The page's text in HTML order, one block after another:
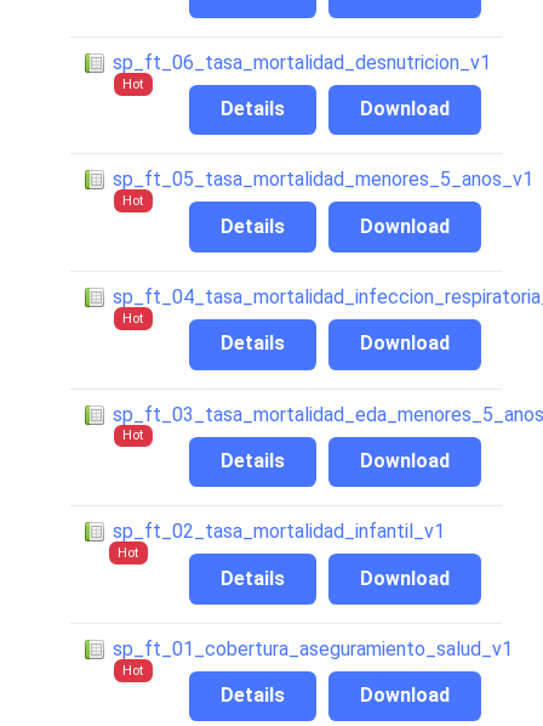
sp_ft_06_tasa_mortalidad_desnutricion_v1
Hot
Download
Details
sp_ft_05_tasa_mortalidad_menores_5_anos_v1
Hot
Download
Details
Hot
Download
Details
Hot
Download
Details
sp_ft_02_tasa_mortalidad_infantil_v1
Hot
Download
Details
sp_ft_01_cobertura_aseguramiento_salud_v1
Hot
Download
Details